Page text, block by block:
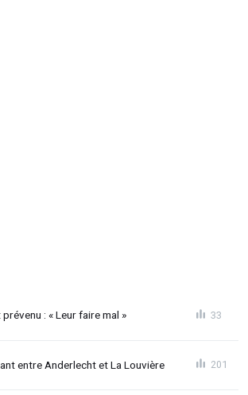
: « Leur faire mal » 33
entre Anderlecht et La Louvière 201